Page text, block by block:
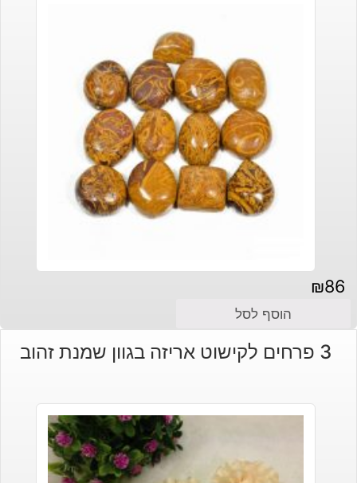
₪86
הוסף לסל
3 פרחים לקישוט אריזה בגוון שמנת זהוב